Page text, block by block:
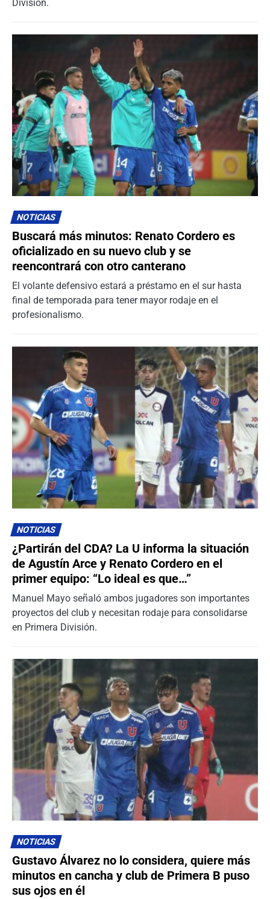
División.
NOTICIAS
Buscará más minutos: Renato Cordero es
oficializado en su nuevo club y se
reencontrará con otro canterano
El volante defensivo estará a préstamo en el sur hasta
final de temporada para tener mayor rodaje en el
profesionalismo.
NOTICIAS
¿Partirán del CDA? La U informa la situación
de Agustín Arce y Renato Cordero en el
primer equipo: “Lo ideal es que…”
Manuel Mayo señaló ambos jugadores son importantes
proyectos del club y necesitan rodaje para consolidarse
en Primera División.
NOTICIAS
Gustavo Álvarez no lo considera, quiere más
minutos en cancha y club de Primera B puso
sus ojos en él